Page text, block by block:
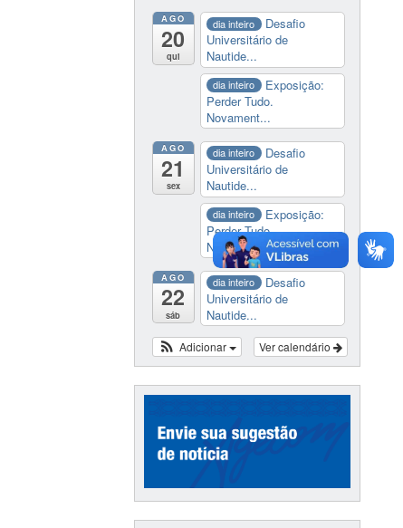
AGO
20
qui
dia inteiro
Desafio
Universitário de
Nautide...
dia inteiro
Exposição:
Perder Tudo.
Novament...
AGO
21
sex
dia inteiro
Desafio
Universitário de
Nautide...
dia inteiro
Exposição:
Perder Tudo.
Novament...
AGO
22
sáb
dia inteiro
Desafio
Universitário de
Nautide...
Ver calendário
Adicionar